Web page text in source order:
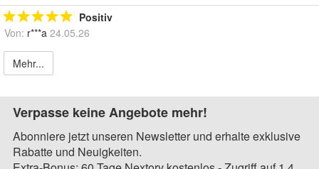
Positiv
Von: r***a 24.05.26
Mehr...
Verpasse keine Angebote mehr!
Abonniere jetzt unseren Newsletter und erhalte exklusive
Rabatte und Neuigkeiten.